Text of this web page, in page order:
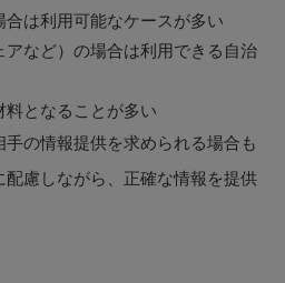
は利用可能なケースが多い
など）の場合は利用できる自治
となることが多い
の情報提供を求められる場合も
慮しながら、正確な情報を提供